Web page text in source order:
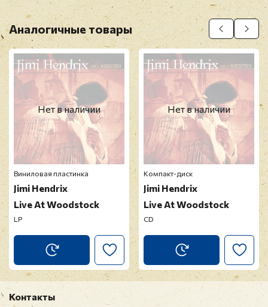
Аналогичные товары
Нет в наличии
Виниловая пластинка
Jimi Hendrix
Live At Woodstock
LP
Нет в наличии
Компакт-диск
Jimi Hendrix
Live At Woodstock
CD
Контакты